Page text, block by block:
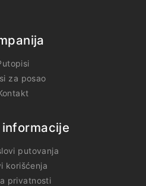
za posao
informacije
putovanja
korišćenja
privatnosti